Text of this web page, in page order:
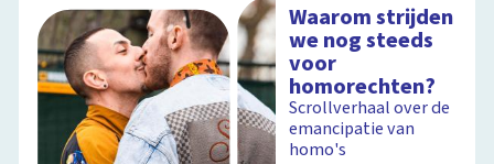
Waarom strijden
we nog steeds
voor
homorechten?
Scrollverhaal over de
emancipatie van
homo's